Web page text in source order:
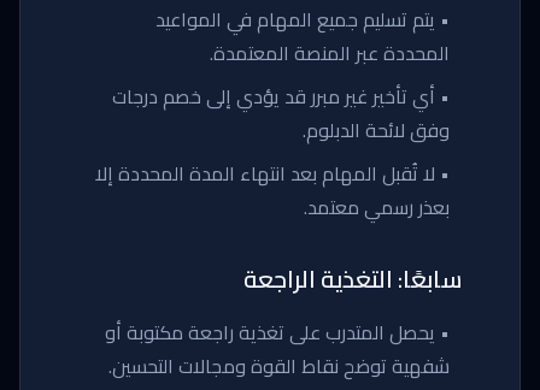
• يتم تسليم جميع المهام في المواعيد
المحددة عبر المنصة المعتمدة.
• أي تأخير غير مبرر قد يؤدي إلى خصم درجات
وفق لائحة الدبلوم.
• لا تُقبل المهام بعد انتهاء المدة المحددة إلا
بعذر رسمي معتمد.
سابعًا: التغذية الراجعة
• يحصل المتدرب على تغذية راجعة مكتوبة أو
شفهية توضح نقاط القوة ومجالات التحسين.